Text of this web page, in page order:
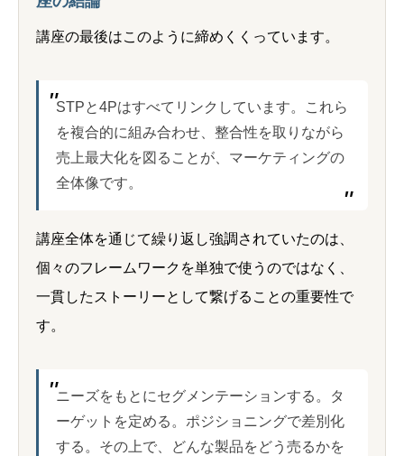
講座の最後はこのように締めくくっています。
STPと4Pはすべてリンクしています。これら
を複合的に組み合わせ、整合性を取りながら
売上最大化を図ることが、マーケティングの
全体像です。
講座全体を通じて繰り返し強調されていたのは、
個々のフレームワークを単独で使うのではなく、
一貫したストーリーとして繋げることの重要性で
す。
ニーズをもとにセグメンテーションする。タ
ーゲットを定める。ポジショニングで差別化
する。その上で、どんな製品をどう売るかを